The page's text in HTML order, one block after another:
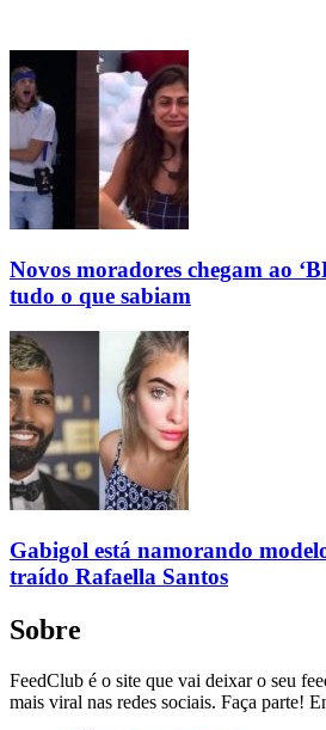
Novos moradores chegam ao
tudo o que sabiam
Gabigol está namorando
traído Rafaella Santos
Sobre
FeedClub é o site que vai deixar o seu
mais viral nas redes sociais. Faça parte!